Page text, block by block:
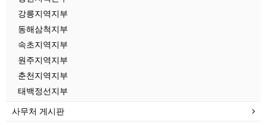
강릉지역지부
동해삼척지부
속초지역지부
원주지역지부
춘천지역지부
태백정선지부
사무처 게시판